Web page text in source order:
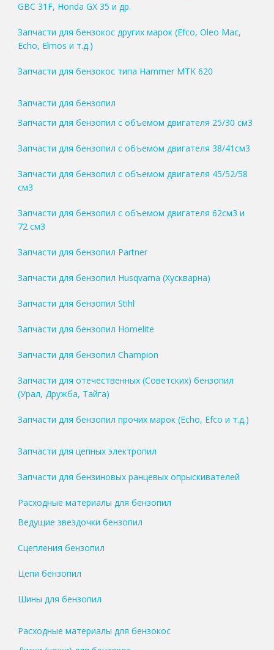
GBC 31F, Honda GX 35 и др.
Запчасти для бензокос других марок (Efco, Oleo Mac,
Echo, Elmos и т.д.)
Запчасти для бензокос типа Hammer MTK 620
Запчасти для бензопил
Запчасти для бензопил с объемом двигателя 25/30 см3
Запчасти для бензопил с объемом двигателя 38/41см3
Запчасти для бензопил с объемом двигателя 45/52/58
см3
Запчасти для бензопил с объемом двигателя 62см3 и
72 см3
Запчасти для бензопил Partner
Запчасти для бензопил Husqvarna (Хускварна)
Запчасти для бензопил Stihl
Запчасти для бензопил Homelite
Запчасти для бензопил Champion
Запчасти для отечественных (Советских) бензопил
(Урал, Дружба, Тайга)
Запчасти для бензопил прочих марок (Echo, Efco и т.д.)
Запчасти для цепных электропил
Запчасти для бензиновых ранцевых опрыскивателей
Расходные материалы для бензопил
Ведущие звездочки бензопил
Сцепления бензопил
Цепи бензопил
Шины для бензопил
Расходные материалы для бензокос